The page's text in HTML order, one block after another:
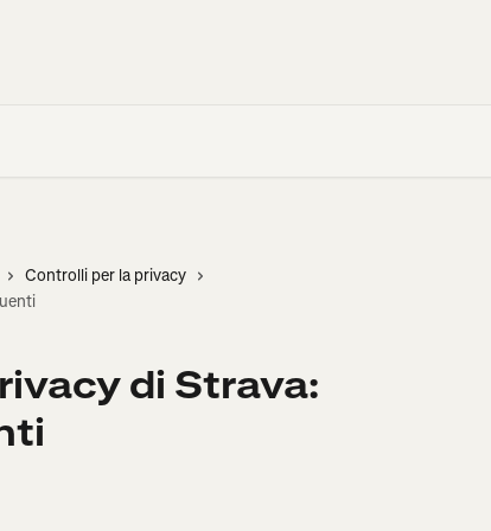
Controlli per la privacy
di Strava: